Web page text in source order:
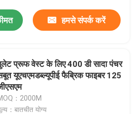
हमसे संपर्क करें
प्रूफ वेस्ट के लिए 400 डी सादा पंचर
यूएचएमडब्ल्यूपीई फैब्रिक फाइबर 125
：2000M
：बातचीत योग्य